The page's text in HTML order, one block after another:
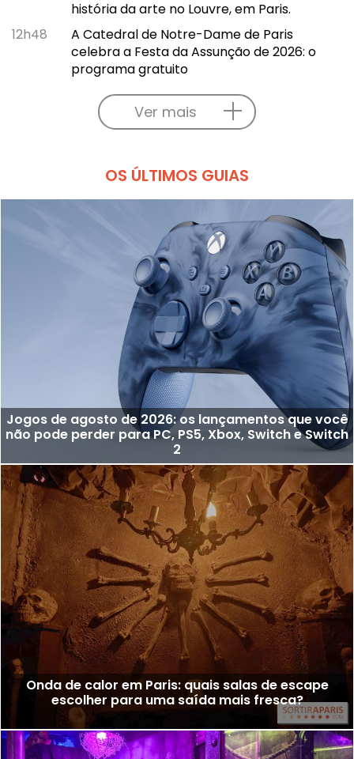
história da arte no Louvre, em Paris.
12h48
A Catedral de Notre-Dame de Paris
celebra a Festa da Assunção de 2026: o
programa gratuito
Ver mais
OS ÚLTIMOS GUIAS
Jogos de agosto de 2026: os lançamentos que você
não pode perder para PC, PS5, Xbox, Switch e Switch
2
Onda de calor em Paris: quais salas de escape
escolher para uma saída mais fresca?